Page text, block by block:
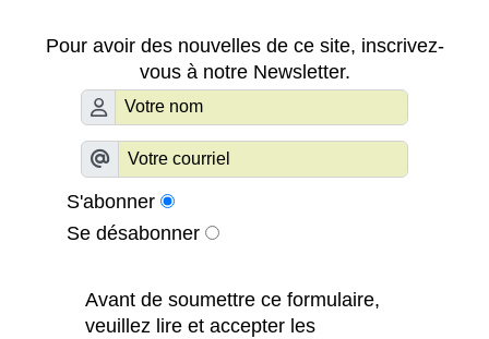
Pour avoir des nouvelles de ce site, inscrivez-
vous à notre Newsletter.
S'abonner
Se désabonner
Avant de soumettre ce formulaire,
veuillez lire et accepter les